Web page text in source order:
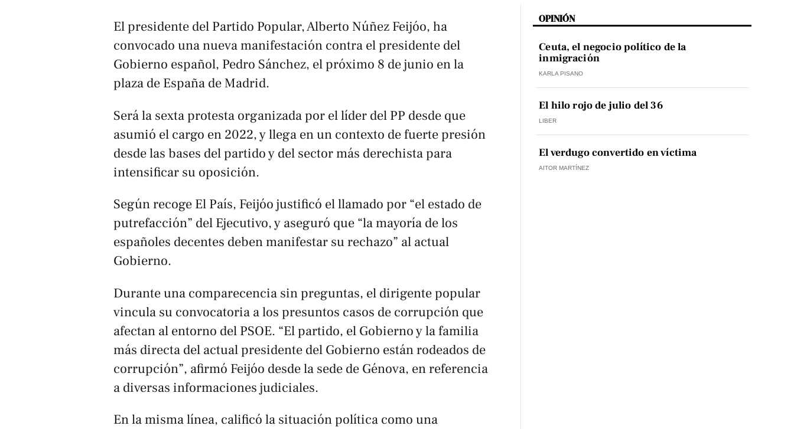
El presidente del Partido Popular, Alberto Núñez Feijóo, ha
convocado una nueva manifestación contra el presidente del
Gobierno español, Pedro Sánchez, el próximo 8 de junio en la
plaza de España de Madrid.
Será la sexta protesta organizada por el líder del PP desde que
asumió el cargo en 2022, y llega en un contexto de fuerte presión
desde las bases del partido y del sector más derechista para
intensificar su oposición.
Según recoge El País, Feijóo justificó el llamado por “el estado de
putrefacción” del Ejecutivo, y aseguró que “la mayoría de los
españoles decentes deben manifestar su rechazo” al actual
Gobierno.
Durante una comparecencia sin preguntas, el dirigente popular
vincula su convocatoria a los presuntos casos de corrupción que
afectan al entorno del PSOE. “El partido, el Gobierno y la familia
más directa del actual presidente del Gobierno están rodeados de
corrupción”, afirmó Feijóo desde la sede de Génova, en referencia
a diversas informaciones judiciales.
En la misma línea, calificó la situación política como una
OPINIÓN
Ceuta, el negocio político de la
inmigración
KARLA PISANO
El hilo rojo de julio del 36
LIBER
El verdugo convertido en víctima
AITOR MARTÍNEZ